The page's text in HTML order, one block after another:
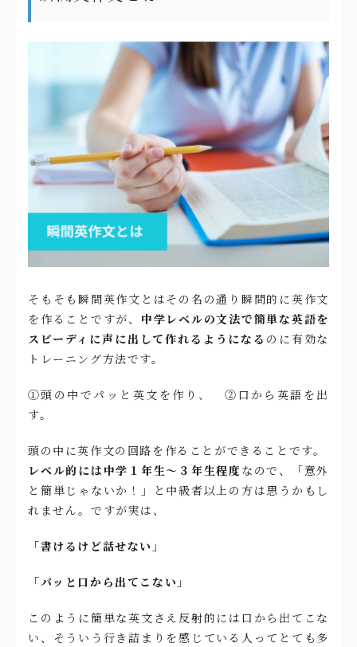
そもそも瞬間英作文とはその名の通り瞬間的に英作文
を作ることですが、 中学レベルの文法で簡単な英語を
スピーディに声に出して作れるようになる のに有効な
トレーニング方法です。
①頭の中でパッと英文を作り、 ②口から英語を出
す。
頭の中に英作文の回路を作ることができることです。
レベル的には中学１年生〜３年生程度 なので、「意外
と簡単じゃないか！」と中級者以上の方は思うかもし
れません。ですが実は、
「書けるけど話せない」
「パッと口から出てこない」
このように簡単な英文さえ反射的には口から出てこな
い、そういう行き詰まりを感じている人ってとても多